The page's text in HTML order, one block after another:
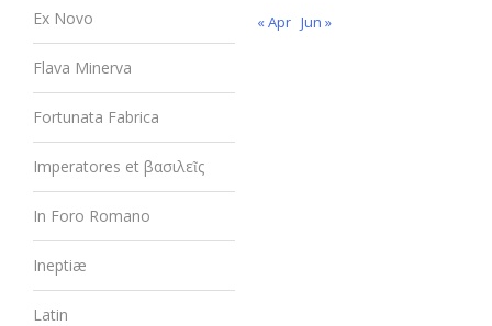
Ex Novo
Flava Minerva
Fortunata Fabrica
Imperatores et βασιλεῖς
In Foro Romano
Ineptiæ
Latin
« Apr Jun »